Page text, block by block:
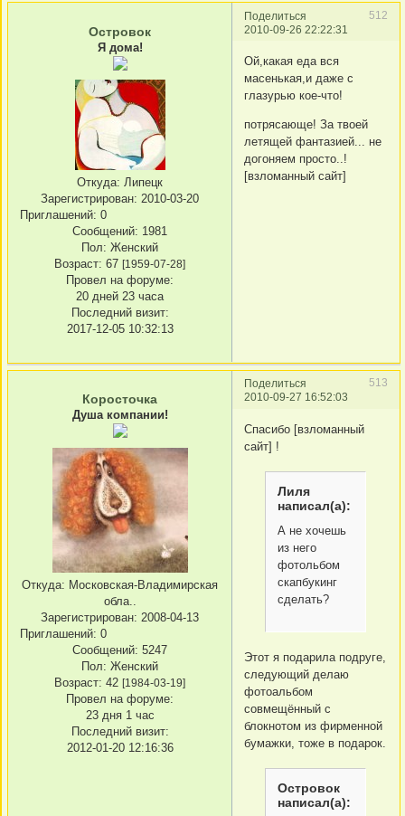
Поделиться
512
2010-09-26 22:22:31
Островок
Я дома!
Откуда: Липецк
Зарегистрирован: 2010-03-20
Приглашений: 0
Сообщений: 1981
Пол: Женский
Возраст: 67 [1959-07-28]
Провел на форуме:
20 дней 23 часа
Последний визит:
2017-12-05 10:32:13
Ой,какая еда вся
масенькая,и даже с
глазурью кое-что!
потрясающе! За твоей
летящей фантазией... не
догоняем просто..!
[взломанный сайт]
Поделиться
513
2010-09-27 16:52:03
Коросточка
Душа компании!
Откуда: Московская-Владимирская
обла..
Зарегистрирован: 2008-04-13
Приглашений: 0
Сообщений: 5247
Пол: Женский
Возраст: 42 [1984-03-19]
Провел на форуме:
23 дня 1 час
Последний визит:
2012-01-20 12:16:36
Спасибо [взломанный
сайт] !
Лиля
написал(а):
А не хочешь
из него
фотольбом
скапбукинг
сделать?
Этот я подарила подруге,
следующий делаю
фотоальбом
совмещённый с
блокнотом из фирменной
бумажки, тоже в подарок.
Островок
написал(а):